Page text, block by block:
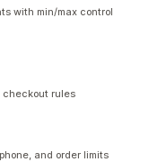
with min/max control
checkout rules
and order limits